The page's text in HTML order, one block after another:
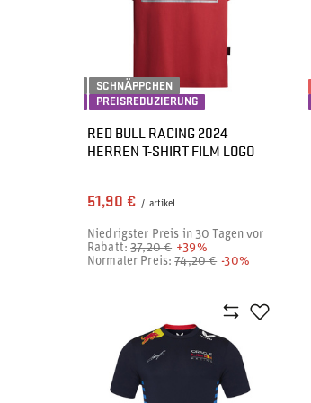
SCHNÄPPCHEN
PREISREDUZIERUNG
RED BULL RACING 2024
HERREN T-SHIRT FILM LOGO
51,90 € / artikel
Niedrigster Preis in 30 Tagen vor
Rabatt:37,20 € +39%
Normaler Preis:74,20 € -30%